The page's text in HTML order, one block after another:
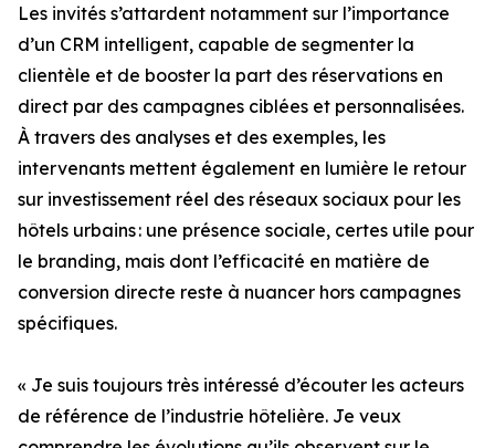
Les invités s’attardent notamment sur l’importance
d’un CRM intelligent, capable de segmenter la
clientèle et de booster la part des réservations en
direct par des campagnes ciblées et personnalisées.
À travers des analyses et des exemples, les
intervenants mettent également en lumière le retour
sur investissement réel des réseaux sociaux pour les
hôtels urbains : une présence sociale, certes utile pour
le branding, mais dont l’efficacité en matière de
conversion directe reste à nuancer hors campagnes
spécifiques.
« Je suis toujours très intéressé d’écouter les acteurs
de référence de l’industrie hôtelière. Je veux